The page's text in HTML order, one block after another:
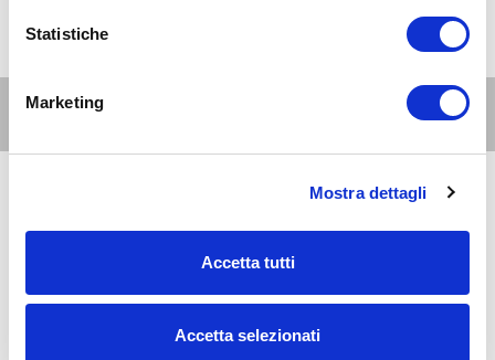
Statistiche
Marketing
Mostra dettagli
Accetta tutti
Accetta selezionati
Altri eventi per questa età
AUG 2026 07:30-23:30
famiglia
famiglie